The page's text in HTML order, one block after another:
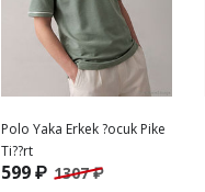
Polo Yaka Erkek ?ocuk Pike
Ti??rt
599 ₽ 1307 ₽